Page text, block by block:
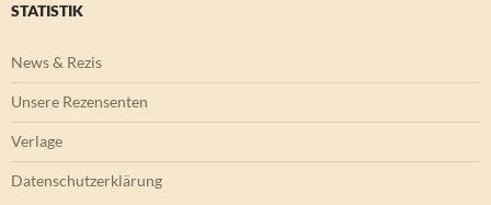
STATISTIK
News & Rezis
Unsere Rezensenten
Verlage
Datenschutzerklärung